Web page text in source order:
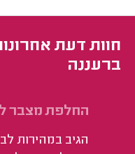
חוות דעת
ברעננה
החלפת מצבר
הגיב במהירות